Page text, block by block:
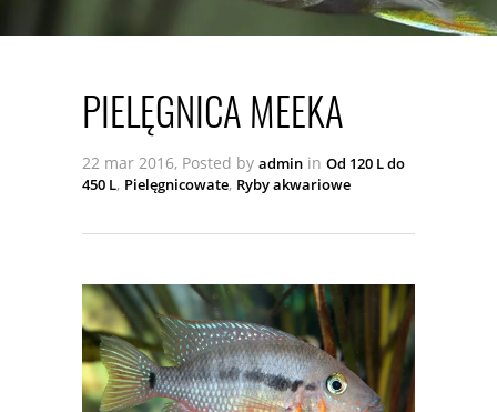
PIELĘGNICA MEEKA
22 mar 2016, Posted by admin in Od 120 L do
450 L, Pielęgnicowate, Ryby akwariowe